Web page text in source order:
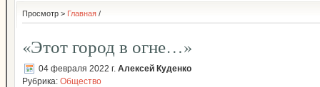
Просмотр > Главная /
«Этот город в огне…»
04 февраля 2022 г. Алексей Куденко
Рубрика: Общество